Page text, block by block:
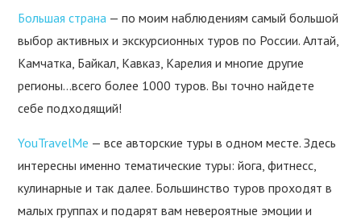
Большая страна — по моим наблюдениям самый большой
выбор активных и экскурсионных туров по России. Алтай,
Камчатка, Байкал, Кавказ, Карелия и многие другие
регионы…всего более 1000 туров. Вы точно найдете
себе подходящий!
YouTravelMe — все авторские туры в одном месте. Здесь
интересны именно тематические туры: йога, фитнесс,
кулинарные и так далее. Большинство туров проходят в
малых группах и подарят вам невероятные эмоции и